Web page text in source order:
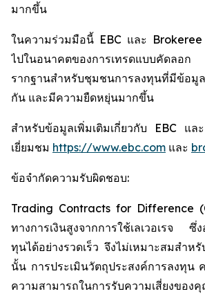
มากขึ้น
ในความร่วมมือนี้ EBC และ Brokeree
ไปในอนาคตของการเทรดแบบคัดลอ
รากฐานสำหรับชุมชนการลงทุนที่มีข้อมู
กัน และมีความยืดหยุ่นมากขึ้น
สำหรับข้อมูลเพิ่มเติมเกี่ยวกับ EBC แ
เยี่ยมชม https://www.ebc.com และ
ข้อจำกัดความรับผิดชอบ:
Trading Contracts for Difference
ทางการเงินสูงจากการใช้เลเวอเรจ ซึ่
ทุนได้อย่างรวดเร็ว จึงไม่เหมาะสมสำ
นั้น การประเมินวัตถุประสงค์การลงทุน
ความสามารถในการรับความเสี่ยงของ